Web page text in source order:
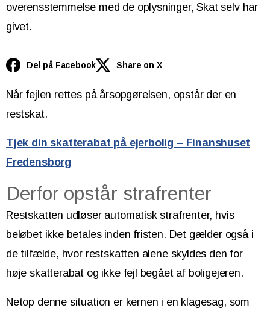
overensstemmelse med de oplysninger, Skat selv har
givet.
Del på Facebook Share on X
Når fejlen rettes på årsopgørelsen, opstår der en
restskat.
Tjek din skatterabat på ejerbolig – Finanshuset
Fredensborg
Derfor opstår strafrenter
Restskatten udløser automatisk strafrenter, hvis
beløbet ikke betales inden fristen. Det gælder også i
de tilfælde, hvor restskatten alene skyldes den for
høje skatterabat og ikke fejl begået af boligejeren.
Netop denne situation er kernen i en klagesag, som